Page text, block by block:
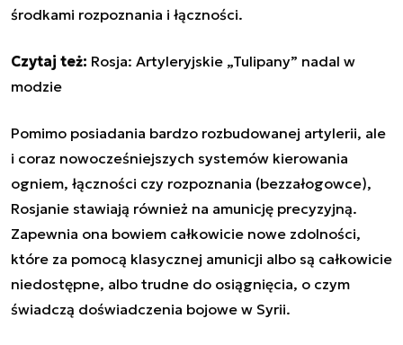
środkami rozpoznania i łączności.
Czytaj też: Rosja: Artyleryjskie „Tulipany” nadal w
modzie
Pomimo posiadania bardzo rozbudowanej artylerii, ale
i coraz nowocześniejszych systemów kierowania
ogniem, łączności czy rozpoznania (bezzałogowce),
Rosjanie stawiają również na amunicję precyzyjną.
Zapewnia ona bowiem całkowicie nowe zdolności,
które za pomocą klasycznej amunicji albo są całkowicie
niedostępne, albo trudne do osiągnięcia, o czym
świadczą doświadczenia bojowe w Syrii.